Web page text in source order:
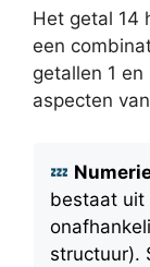
Het getal 14
een
getallen 1
aspecten
bestaat uit
structuur).